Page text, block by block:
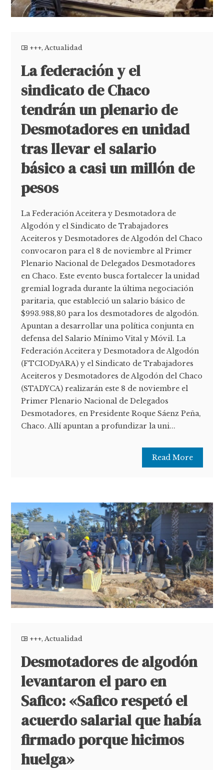
+++,Actualidad
La federación y el
sindicato de Chaco
tendrán un plenario de
Desmotadores en unidad
tras llevar el salario
básico a casi un millón de
pesos
La Federación Aceitera y Desmotadora de
Algodón y el Sindicato de Trabajadores
Aceiteros y Desmotadores de Algodón del Chaco
convocaron para el 8 de noviembre al Primer
Plenario Nacional de Delegados Desmotadores
en Chaco. Este evento busca fortalecer la unidad
gremial lograda durante la última negociación
paritaria, que estableció un salario básico de
$993.988,80 para los desmotadores de algodón.
Apuntan a desarrollar una política conjunta en
defensa del Salario Mínimo Vital y Móvil. La
Federación Aceitera y Desmotadora de Algodón
(FTCIODyARA) y el Sindicato de Trabajadores
Aceiteros y Desmotadores de Algodón del Chaco
(STADYCA) realizarán este 8 de noviembre el
Primer Plenario Nacional de Delegados
Desmotadores, en Presidente Roque Sáenz Peña,
Chaco. Allí apuntan a profundizar la uni...
Read More
+++,Actualidad
Desmotadores de algodón
levantaron el paro en
Safico: «Safico respetó el
acuerdo salarial que había
firmado porque hicimos
huelga»